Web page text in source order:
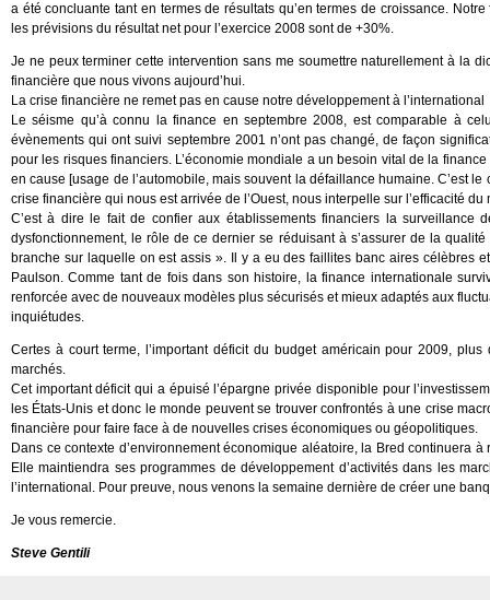
a été concluante tant en termes de résultats qu’en termes de croissance.
les prévisions du résultat net pour l’exercice 2008 sont de +30%.
Je ne peux terminer cette intervention sans me soumettre naturellement à la
financière que nous vivons aujourd’hui.
La crise financière ne remet pas en cause notre développement à l’international
Le séisme qu’à connu la finance en septembre 2008, est comparable à
évènements qui ont suivi septembre 2001 n’ont pas changé, de façon
pour les risques financiers. L’économie mondiale a un besoin vital de la
en cause [usage de l’automobile, mais souvent la défaillance humaine. C’est
crise financière qui nous est arrivée de l’Ouest, nous interpelle sur l’efficacité
C’est à dire le fait de confier aux établissements financiers la
dysfonctionnement, le rôle de ce dernier se réduisant à s’assurer de la
branche sur laquelle on est assis ». Il y a eu des faillites banc aires célèbres
Paulson. Comme tant de fois dans son histoire, la finance internationale
renforcée avec de nouveaux modèles plus sécurisés et mieux adaptés aux
inquiétudes.
Certes à court terme, l’important déficit du budget américain pour 2009,
marchés.
Cet important déficit qui a épuisé l’épargne privée disponible pour
les États-Unis et donc le monde peuvent se trouver confrontés à une crise
financière pour faire face à de nouvelles crises économiques ou géopolitiques.
Dans ce contexte d’environnement économique aléatoire, la Bred continuera
Elle maintiendra ses programmes de développement d’activités dans les
l’international. Pour preuve, nous venons la semaine dernière de créer une
Je vous remercie.
Steve Gentili